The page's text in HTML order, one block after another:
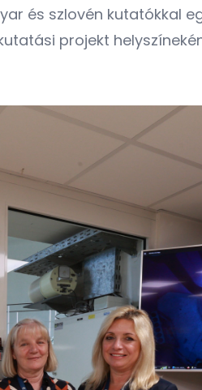
és szlovén kutatókkal
projekt